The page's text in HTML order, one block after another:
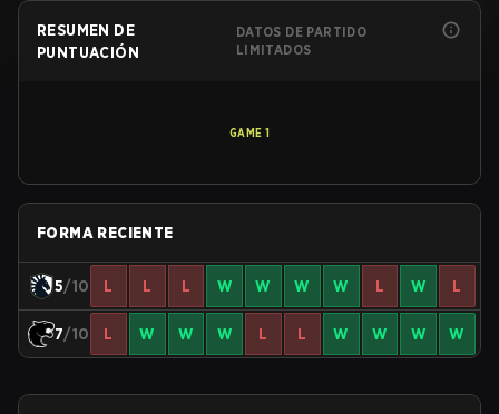
RESUMEN DE
PUNTUACIÓN
DATOS DE PARTIDO
LIMITADOS
GAME 1
FORMA RECIENTE
5/10 L L L W W W W L W L
7/10 L W W W L L W W W W